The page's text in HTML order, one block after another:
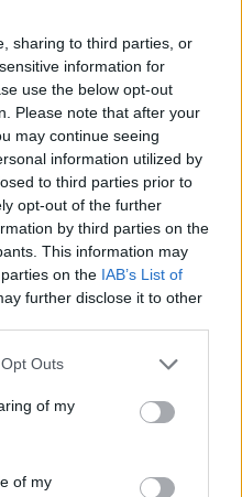
sharing to third parties, or
information for
use the below opt-out
Please note that after your
may continue seeing
information utilized by
to third parties prior to
opt-out of the further
by third parties on the
This information may
on the IAB’s List of
further disclose it to other
Outs
of my
of my